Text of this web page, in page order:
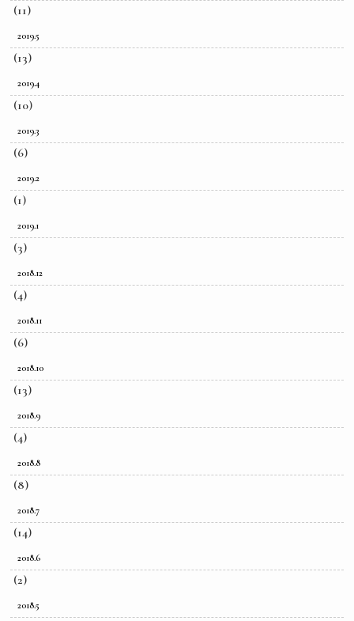
(11)
2019.5
(13)
2019.4
(10)
2019.3
(6)
2019.2
(1)
2019.1
(3)
2018.12
(4)
2018.11
(6)
2018.10
(13)
2018.9
(4)
2018.8
(8)
2018.7
(14)
2018.6
(2)
2018.5